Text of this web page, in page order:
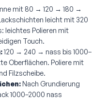
mit 80 → 120 → 180 →
leicht mit 320
leichtes Polieren mit
Touch.
120 → 240 → nass bis 1000–
Oberflächen. Poliere mit
Filzscheibe.
Nach Grundierung
1000–2000 nass